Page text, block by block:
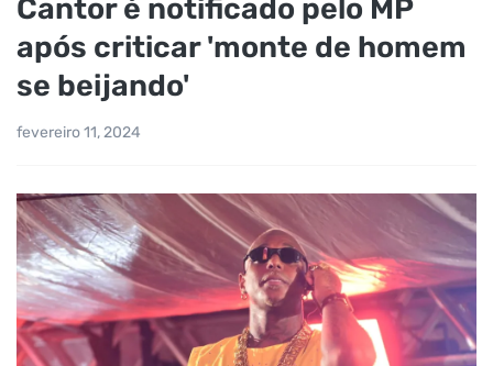
Cantor é notificado pelo MP
após criticar 'monte de homem
se beijando'
fevereiro 11, 2024